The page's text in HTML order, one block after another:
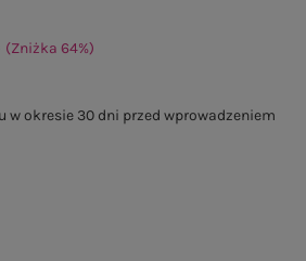
(Zniżka 64%)
w okresie 30 dni przed wprowadzeniem